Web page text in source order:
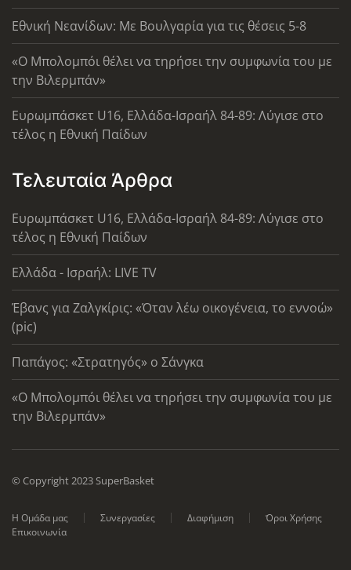
Εθνική Νεανίδων: Με Βουλγαρία για τις θέσεις 5-8
«Ο Μπολομπόι θέλει να τηρήσει την συμφωνία του με
την Βιλερμπάν»
Ευρωμπάσκετ U16, Ελλάδα-Ισραήλ 84-89: Λύγισε στο
τέλος η Εθνική Παίδων
Τελευταία Άρθρα
Ευρωμπάσκετ U16, Ελλάδα-Ισραήλ 84-89: Λύγισε στο
τέλος η Εθνική Παίδων
Ελλάδα - Ισραήλ: LIVE TV
Έβανς για Ζαλγκίρις: «Όταν λέω οικογένεια, το εννοώ»
(pic)
Παπάγος: «Στρατηγός» ο Σάνγκα
«Ο Μπολομπόι θέλει να τηρήσει την συμφωνία του με
την Βιλερμπάν»
© Copyright 2023 SuperBasket
Η Ομάδα μας Συνεργασίες Διαφήμιση
Όροι Χρήσης
Επικοινωνία